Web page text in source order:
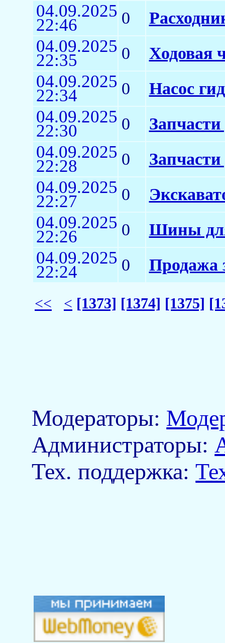
04.09.2025
22:46 0
04.09.2025
22:35 0 Ходовая
04.09.2025
22:34 0 Насос
04.09.2025
22:30 0
04.09.2025
22:28 0 Запчасти
04.09.2025
22:27 0
04.09.2025
22:26 0 Шины
04.09.2025
22:24 0 Продажа
<< < [1373] [1374] [1375]
Модераторы:
Aдминистраторы:
Тех. поддержка: